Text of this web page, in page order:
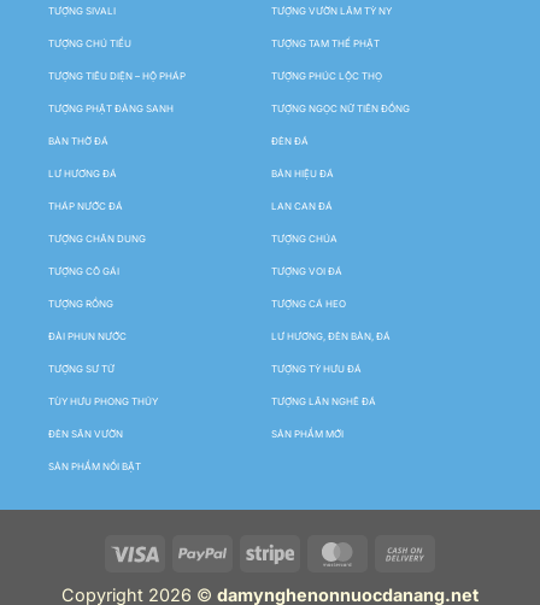
TƯỢNG SIVALI TƯỢNG VƯỜN LÂM TỲ NY
TƯỢNG CHÚ TIỂU TƯỢNG TAM THẾ PHẬT
TƯỢNG TIÊU DIỆN – HỘ PHÁP TƯỢNG PHÚC LỘC THỌ
TƯỢNG PHẬT ĐẢNG SANH TƯỢNG NGỌC NỮ TIÊN ĐỒNG
BÀN THỜ ĐÁ ĐÈN ĐÁ
LƯ HƯƠNG ĐÁ BẢN HIỆU ĐÁ
THÁP NƯỚC ĐÁ LAN CAN ĐÁ
TƯỢNG CHÂN DUNG TƯỢNG CHÚA
TƯỢNG CÔ GÁI TƯỢNG VOI ĐÁ
TƯỢNG RỒNG TƯỢNG CÁ HEO
ĐÀI PHUN NƯỚC LƯ HƯƠNG, ĐÈN BÀN, ĐÁ
TƯỢNG SƯ TỬ TƯỢNG TỲ HƯU ĐÁ
TÙY HƯU PHONG THỦY TƯỢNG LÂN NGHÊ ĐÁ
ĐÈN SÂN VƯỜN SẢN PHẨM MỚI
SẢN PHẨM NỔI BẬT
Copyright 2026 © damynghenonnuocdanang.net